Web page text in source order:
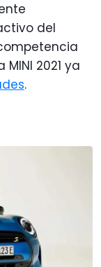
del
2021 ya
.